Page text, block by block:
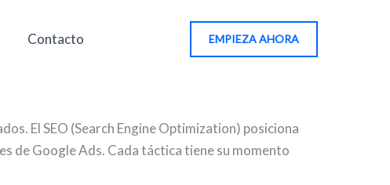
Contacto EMPIEZA AHORA
El SEO (Search Engine Optimization) posiciona
de Google Ads. Cada táctica tiene su momento